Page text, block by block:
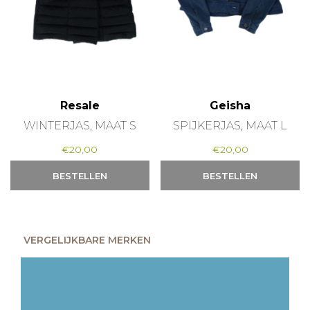
Resale
WINTERJAS, MAAT S
€20,00
BESTELLEN
Geisha
SPIJKERJAS, MAAT L
€20,00
BESTELLEN
VERGELIJKBARE MERKEN